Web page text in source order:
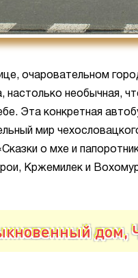
очаровательном
настолько необычная,
Эта конкретная
мир
о мхе и
Кржемилек и
дом,